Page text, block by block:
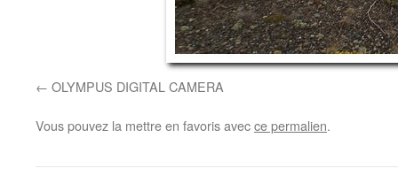
OLYMPUS DIGITAL CAMERA
Vous pouvez la mettre en favoris avecce permalien.